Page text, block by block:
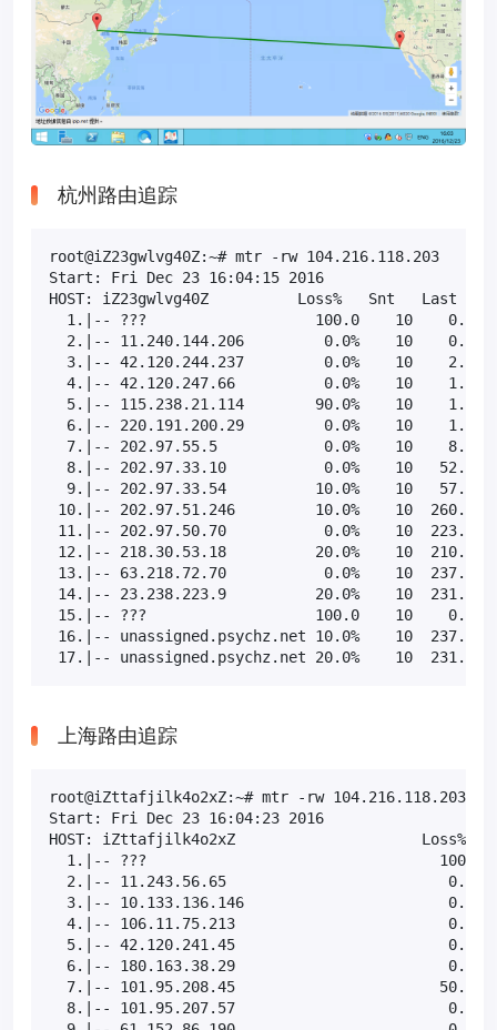
杭州路由追踪
root@iZ23gwlvg40Z:~# mtr -rw 104.216.118.203
Start: Fri Dec 23 16:04:15 2016
HOST: iZ23gwlvg40Z          Loss%   Snt   Last
1.|-- ???                   100.0    10    0.0
2.|-- 11.240.144.206         0.0%    10    0.7
3.|-- 42.120.244.237         0.0%    10    2.4
4.|-- 42.120.247.66          0.0%    10    1.0
5.|-- 115.238.21.114        90.0%    10    1.2
6.|-- 220.191.200.29         0.0%    10    1.1
7.|-- 202.97.55.5            0.0%    10    8.1
8.|-- 202.97.33.10           0.0%    10   52.6
9.|-- 202.97.33.54          10.0%    10   57.1
10.|-- 202.97.51.246         10.0%    10  260.1
11.|-- 202.97.50.70           0.0%    10  223.1
12.|-- 218.30.53.18          20.0%    10  210.1
13.|-- 63.218.72.70           0.0%    10  237.2
14.|-- 23.238.223.9          20.0%    10  231.8
15.|-- ???                   100.0    10    0.0
16.|-- unassigned.psychz.net 10.0%    10  237.7
17.|-- unassigned.psychz.net 20.0%    10  231.5
上海路由追踪
root@iZttafjilk4o2xZ:~# mtr -rw 104.216.118.203
Start: Fri Dec 23 16:04:23 2016
HOST: iZttafjilk4o2xZ                     Loss%
1.|-- ???                                 100.0
2.|-- 11.243.56.65                         0.0%
3.|-- 10.133.136.146                       0.0%
4.|-- 106.11.75.213                        0.0%
5.|-- 42.120.241.45                        0.0%
6.|-- 180.163.38.29                        0.0%
7.|-- 101.95.208.45                       50.0%
8.|-- 101.95.207.57                        0.0%